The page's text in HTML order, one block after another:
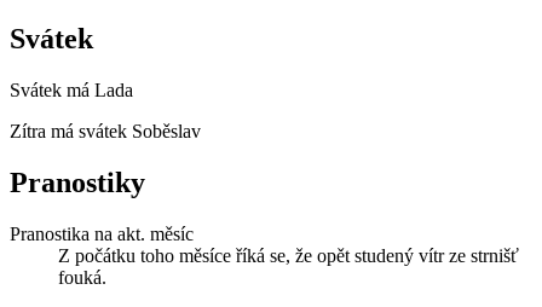
Svátek
Svátek má Lada
Zítra má svátek Soběslav
Pranostiky
Pranostika na akt. měsíc
Z počátku toho měsíce říká se, že opět studený vítr ze strnišť
fouká.